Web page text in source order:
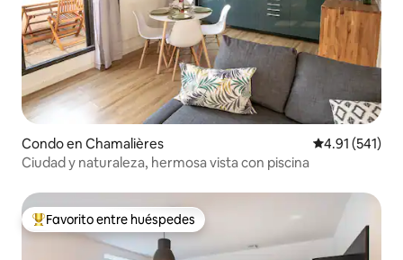
Condo en Chamalières Calificación
4.91 (541)
Ciudad y naturaleza, hermosa vista con piscina
Favorito entre huéspedes preferido
Favorito entre huéspedes